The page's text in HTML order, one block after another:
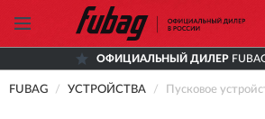
ОФИЦИАЛЬНЫЙ ДИЛЕР
FUBAG УСТРОЙСТВА Пусковое